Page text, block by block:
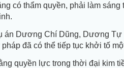
có thẩm quyền, phải làm
án Dương Chí Dũng, Dương
đã có thể tiếp tục khởi tố
quyền lực trong thời đại kim